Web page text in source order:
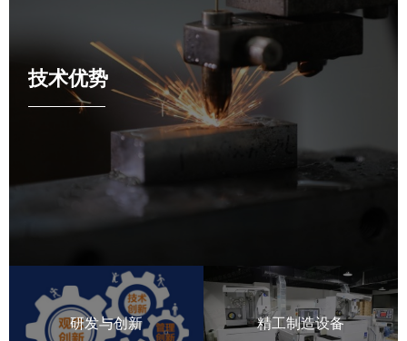
技术优势
研发与创新 精工制造设备